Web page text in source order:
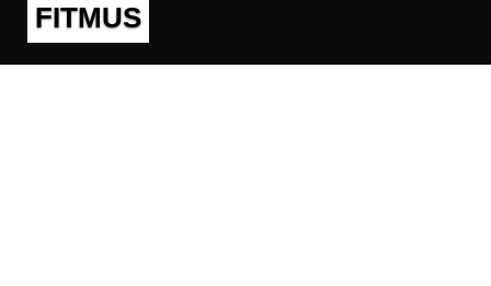
FITMUS